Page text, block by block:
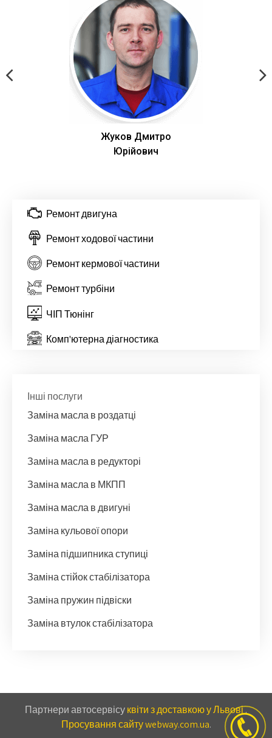
Жуков Дмитро
Юрійович
Ремонт двигуна
Ремонт ходової частини
Ремонт кермової частини
Ремонт турбіни
ЧІП Тюнінг
Комп'ютерна діагностика
Інші послуги
Заміна масла в роздатці
Заміна масла ГУР
Заміна масла в редукторі
Заміна масла в МКПП
Заміна масла в двигуні
Заміна кульової опори
Заміна підшипника ступиці
Заміна стійок стабілізатора
Заміна пружин підвіски
Заміна втулок стабілізатора
Партнери автосервісуквіти з доставкою у Львові.
Просування сайту webway.com.ua.